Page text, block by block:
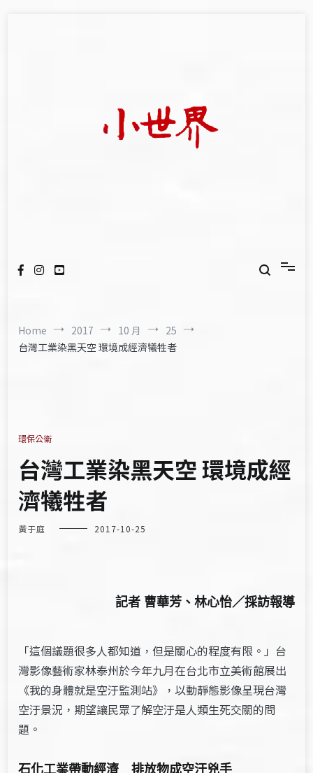
Home 2017 10 月
25
台灣工業染黑天空 環境成經濟犧牲者
環保公衛
台灣工業染黑天空 環境成經
濟犧牲者
黃于庭 2017-10-25
記者 曹華芳、林心怡／採訪報導
「這個議題很多人都知道，但是關心的程度有限。」台
灣影像藝術家林泰州於今年九月在台北市立美術館展出
《我的身體就是空汙監測站》，以動靜態影像呈現台灣
空汙景況，期望讓民眾了解空汙是人類生死交關的問
題。
石化工業帶動經濟 排放物成空汙兇手